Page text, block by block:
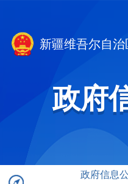
新疆维吾尔自
政府
政府信息公